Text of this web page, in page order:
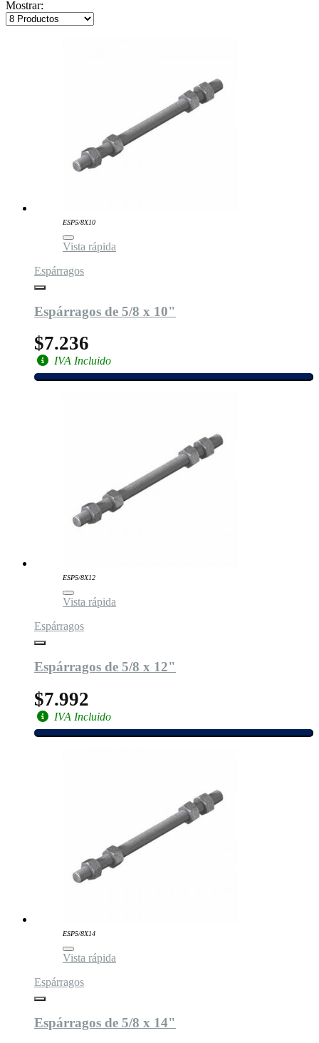
Mostrar:
ESP5/8X10
Vista rápida
Espárragos
Espárragos de 5/8 x 10"
$7.236
IVA Incluido
ESP5/8X12
Vista rápida
Espárragos
Espárragos de 5/8 x 12"
$7.992
IVA Incluido
ESP5/8X14
Vista rápida
Espárragos
Espárragos de 5/8 x 14"